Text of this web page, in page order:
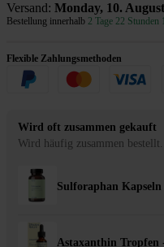
Versand: Monday, 10.
Bestellung innerhalb 2 Tage 22
Flexible Zahlungsmethoden
Wird oft zusammen gekauft
Wird häufig zusammen bestellt.
Sulforaphan
Astaxanthin Tropfen